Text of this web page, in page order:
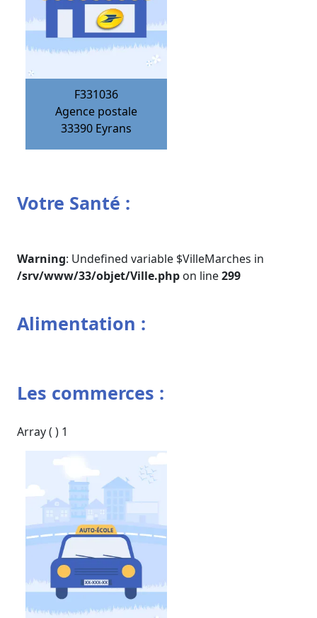
F331036
Agence postale
33390 Eyrans
Votre Santé :
Warning: Undefined variable $VilleMarches in
/srv/www/33/objet/Ville.php on line299
Alimentation :
Les commerces :
Array ( ) 1